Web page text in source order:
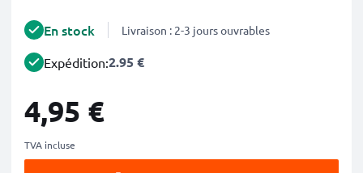
En stock Livraison : 2-3 jours ouvrables
Expédition:2.95 €
4,95 €
TVA incluse